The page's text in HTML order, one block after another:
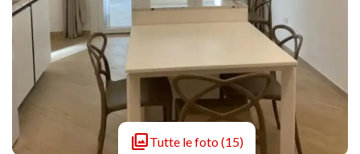
Tutte le foto (15)